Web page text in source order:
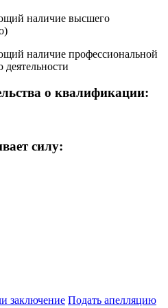
наличие высшего
наличие профессиональной
о квалификации:
силу:
заключение Подать апелляцию